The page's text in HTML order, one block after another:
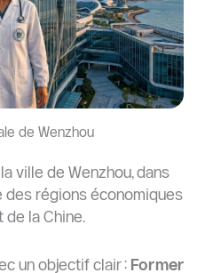
de Wenzhou
ville de Wenzhou, dans
des régions économiques
la Chine.
un objectif clair : Former